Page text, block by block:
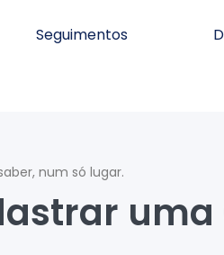
Seguimentos
num só lugar.